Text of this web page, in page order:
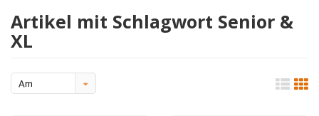
Artikel mit Schlagwort Senior &
XL
Am